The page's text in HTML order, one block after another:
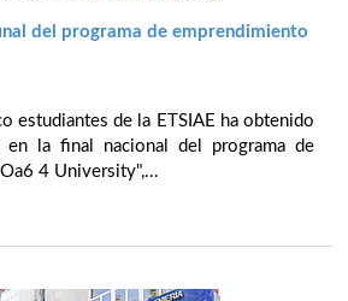
del programa de emprendimiento
estudiantes de la ETSIAE ha obtenido
la final nacional del programa de
4 University",...